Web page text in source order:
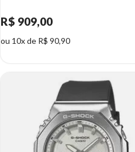
R$ 909,00
ou 10x de R$ 90,90